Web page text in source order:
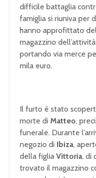
difficile battaglia
famiglia si riuniva per
hanno approfittato
magazzino
portando via merce
mila euro.
Il furto è stato
morte di Matteo,
funerale. Durante
negozio di Ibiza,
della figlia Vittoria, di
trovato il magazzino